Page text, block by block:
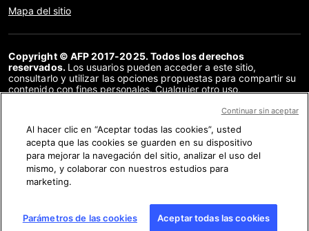
Mapa del sitio
Copyright © AFP 2017-2025. Todos los derechos
reservados. Los usuarios pueden acceder a este sitio,
consultarlo y utilizar las opciones propuestas para compartir su
contenido con fines personales. Cualquier otro uso,
distribución del contenido de este sitio, en su totalidad o en
acuerdo específico firmado con la AFP, está estrictamente
prohibido. Los elementos analizados en cada verificación se
presentan o se enlazan en tanto en cuanto son necesarios para
la correcta comprensión de la verificación en cuestión. La AFP
no cuenta con derechos sobre los autores ni sobre los
propietarios del copyright de estos contenidos de terceras
Al hacer clic en “Aceptar todas las cookies”, usted
acepta que las cookies se guarden en su dispositivo
para mejorar la navegación del sitio, analizar el uso del
mismo, y colaborar con nuestros estudios para
marketing.
Parámetros de las cookies Aceptar todas las cookies
Continuar sin aceptar